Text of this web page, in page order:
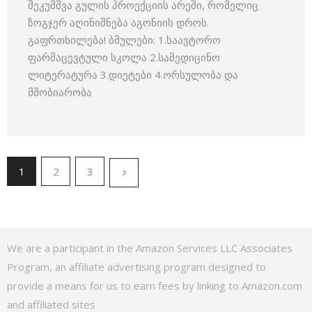
შეკუმშვა გულის პროექციის არეში, რომელიც
ზოგჯერ აღინიშნება აგონიის დროს.
გაფრთხილება! ბმულები: 1.საავტორო
ფარმაცევტული სკოლა 2.სამედიცინო
ლიტერატურა 3.დიეტები 4.ორსულობა და
მშობიარობა
1 2 3
We are a participant in the Amazon Services LLC Associates
Program, an affiliate advertising program designed to
provide a means for us to earn fees by linking to Amazon.com
and affiliated sites